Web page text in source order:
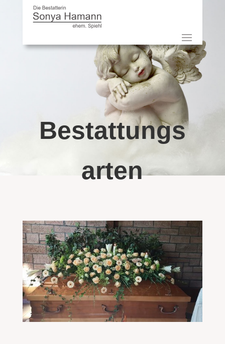
Bestattungs
arten